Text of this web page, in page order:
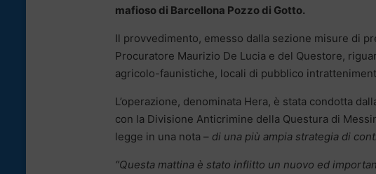
mafioso di Barcellona Pozzo di Gotto.
Il provvedimento, emesso dalla sezione misure di
Procuratore Maurizio De Lucia e del Questore,
agricolo-faunistiche, locali di pubblico
L’operazione, denominata Hera, è stata condotta
con la Divisione Anticrimine della Questura di
legge in una nota – di una più ampia strategia di
“Questa mattina è stato inflitto un nuovo ed